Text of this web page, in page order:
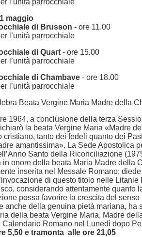
l’unità parrocchiale
maggio
di Brusson - ore 11.00
l’unità parrocchiale
di Quart - ore 15.00
l’unità parrocchiale
di Chambave - ore 18.00
l’unità parrocchiale
Beata Vergine Maria Madre della
1964, a conclusione della terza
la beata Vergine Maria «Madre
cristiano, tanto dei fedeli quanto dei
amantissima». La Sede Apostolica
Santo della Riconciliazione
in onore della beata Maria Madre della
inserita nel Messale Romano;
di questo titolo nelle Litanie
considerando attentamente quanto
possa favorire la crescita del senso
anche della genuina pietà mariana, ha
della beata Vergine Maria, Madre
Calendario Romano nel Lunedì dopo
5,50 e tramonta alle ore 21,05